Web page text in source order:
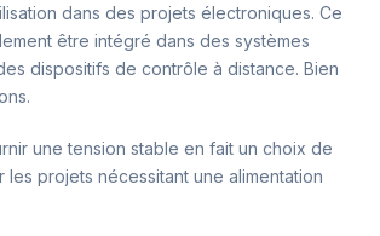
dans des projets électroniques. Ce
être intégré dans des systèmes
dispositifs de contrôle à distance. Bien
une tension stable en fait un choix de
les projets nécessitant une alimentation